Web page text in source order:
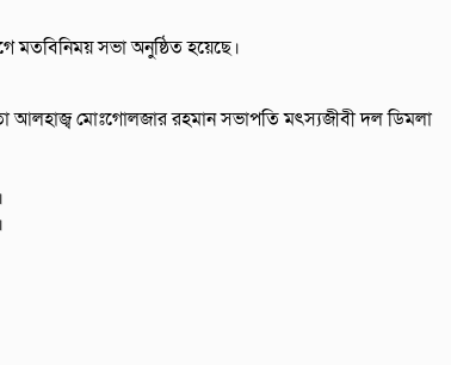
মতবিনিময় সভা অনুষ্ঠিত হয়েছে।
আলহাজ্ব মোঃগোলজার রহমান সভাপতি মৎস্যজীবী দল ডিমলা